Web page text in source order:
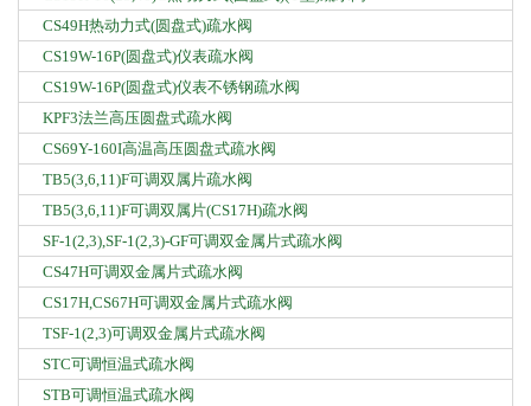
CS49H热动力式(圆盘式)疏水阀
CS19W-16P(圆盘式)仪表疏水阀
CS19W-16P(圆盘式)仪表不锈钢疏水阀
KPF3法兰高压圆盘式疏水阀
CS69Y-160I高温高压圆盘式疏水阀
TB5(3,6,11)F可调双属片疏水阀
TB5(3,6,11)F可调双属片(CS17H)疏水阀
SF-1(2,3),SF-1(2,3)-GF可调双金属片式疏水阀
CS47H可调双金属片式疏水阀
CS17H,CS67H可调双金属片式疏水阀
TSF-1(2,3)可调双金属片式疏水阀
STC可调恒温式疏水阀
STB可调恒温式疏水阀